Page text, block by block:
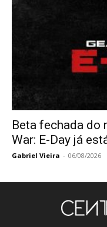
Beta fechada do
War: E-Day já
Gabriel Vieira - 06/08/2026